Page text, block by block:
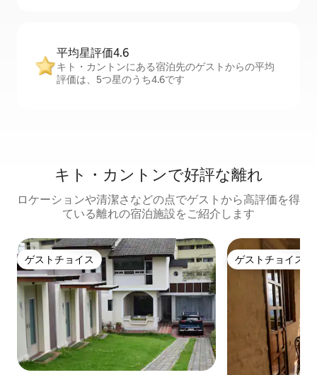
平均星評価4.6
キト・カントンにある宿泊先のゲストからの平均
評価は、5つ星のうち4.6です
キト・カントンで好評な離れ
ロケーションや清潔さなどの点でゲストから高評価を得
ている離れの宿泊施設をご紹介します
ゲストチョイス
ゲストチョイス ゲストチョイス
ゲストチョイス